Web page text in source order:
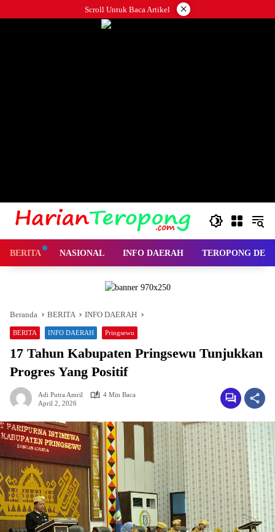
ke
Scroll Untuk Baca Artikel ×
BERITA NASIONAL INFO DAERAH TEROPONG
Beranda BERITA INFO DAERAH
BERITA INFO DAERAH Pringsewu
17 Tahun Kabupaten Pringsewu Tunjukkan
Progres Yang Positif
Adi Putra Amril
4 Min Baca
April 2, 2026